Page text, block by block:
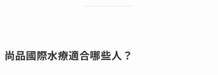
尚品國際水療適合哪些人？